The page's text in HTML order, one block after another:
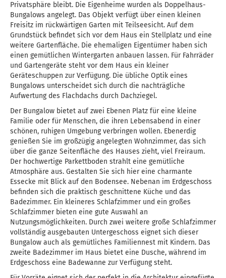
Privatsphäre bleibt. Die Eigenheime wurden als Doppelhaus-
Bungalows angelegt. Das Objekt verfügt über einen kleinen
Freisitz im rückwärtigen Garten mit Teilseesicht. Auf dem
Grundstück befindet sich vor dem Haus ein Stellplatz und eine
weitere Gartenfläche. Die ehemaligen Eigentümer haben sich
einen gemütlichen Wintergarten anbauen lassen. Für Fahrräder
und Gartengeräte steht vor dem Haus ein kleiner
Geräteschuppen zur Verfügung. Die übliche Optik eines
Bungalows unterscheidet sich durch die nachträgliche
Aufwertung des Flachdachs durch Dachziegel.
Der Bungalow bietet auf zwei Ebenen Platz für eine kleine
Familie oder für Menschen, die ihren Lebensabend in einer
schönen, ruhigen Umgebung verbringen wollen. Ebenerdig
genießen Sie im großzügig angelegten Wohnzimmer, das sich
über die ganze Seitenfläche des Hauses zieht, viel Freiraum.
Der hochwertige Parkettboden strahlt eine gemütliche
Atmosphäre aus. Gestalten Sie sich hier eine charmante
Essecke mit Blick auf den Bodensee. Nebenan im Erdgeschoss
befinden sich die praktisch geschnittene Küche und das
Badezimmer. Ein kleineres Schlafzimmer und ein großes
Schlafzimmer bieten eine gute Auswahl an
Nutzungsmöglichkeiten. Durch zwei weitere große Schlafzimmer
vollständig ausgebauten Untergeschoss eignet sich dieser
Bungalow auch als gemütliches Familiennest mit Kindern. Das
zweite Badezimmer im Haus bietet eine Dusche, während im
Erdgeschoss eine Badewanne zur Verfügung steht.